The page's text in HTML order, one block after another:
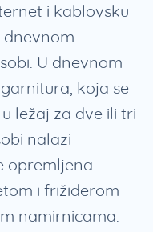
i kablovsku
dnevnom
U dnevnom
koja se
ležaj za dve ili tri
nalazi
opremljena
i frižiderom
namirnicama.